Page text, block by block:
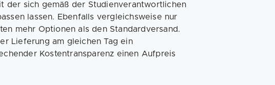
der sich gemäß der Studienverantwortlichen
lassen. Ebenfalls vergleichsweise nur
mehr Optionen als den Standardversand.
Lieferung am gleichen Tag ein
Kostentransparenz einen Aufpreis